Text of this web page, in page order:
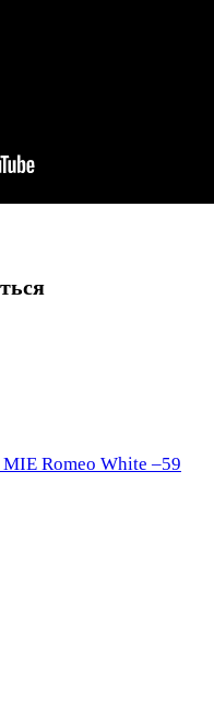
MIE Romeo White –59